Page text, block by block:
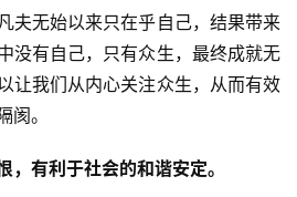
夫无始以来只在乎自己，结果带来
没有自己，只有众生，最终成就无
让我们从内心关注众生，从而有效
。
有利于社会的和谐安定。